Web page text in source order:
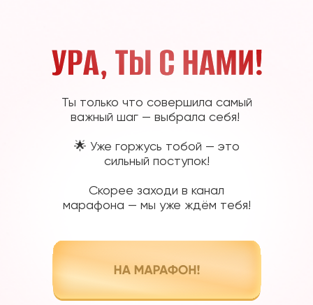
Ты только что совершила самый
важный шаг — выбрала себя!
🌟 Уже горжусь тобой — это
сильный поступок!
Скорее заходи в канал
марафона — мы уже ждём тебя!